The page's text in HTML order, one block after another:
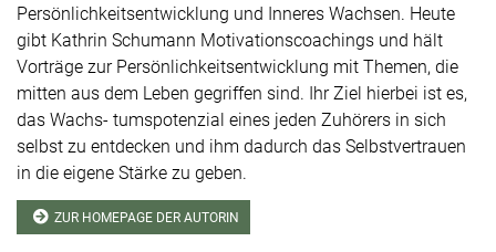
Persönlichkeitsentwicklung und Inneres Wachsen. Heute
gibt Kathrin Schumann Motivationscoachings und hält
Vorträge zur Persönlichkeitsentwicklung mit Themen, die
mitten aus dem Leben gegriffen sind. Ihr Ziel hierbei ist es,
das Wachs- tumspotenzial eines jeden Zuhörers in sich
selbst zu entdecken und ihm dadurch das Selbstvertrauen
in die eigene Stärke zu geben.
ZUR HOMEPAGE DER AUTORIN